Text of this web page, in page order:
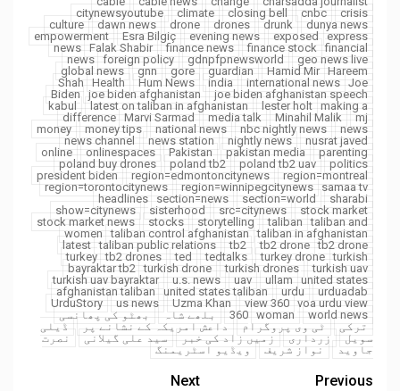
citynewsyoutube
climate closing bell cnbc
crisis
culture
dawn news drone drones drunk
dunya news
empowerment
Esra Bilgiç evening news exposed
express
news Falak Shabir finance news finance stock
financial
news foreign policy gdnpfpnewsworld
geo news live
global news
gnn gore guardian Hamid Mir Hareem
Shah
Health Hum News india international news Joe
Biden
joe biden afghanistan
joe biden afghanistan speech
kabul
latest on taliban in afghanistan lester holt making a
difference Marvi Sarmad media talk Minahil Malik
mj
money
money tips national news nbc nightly news
news
news channel
news station nightly news
nusrat javed
online
onlinespaces Pakistan pakistan media
parenting
poland buy drones
poland tb2 poland tb2 uav
politics
president biden
region=edmontoncitynews
region=montreal
region=torontocitynews
region=winnipegcitynews
samaa tv
headlines
section=news section=world
sharabi
show=citynews
sisterhood src=citynews
stock market
stock market news
stocks storytelling taliban
taliban and
women
taliban control afghanistan
taliban in afghanistan
latest taliban public relations tb2 tb2 drone tb2 drone
turkey tb2 drones ted tedtalks turkey drone turkish
bayraktar tb2
turkish drone turkish drones
turkish uav
turkish uav bayraktar
u.s. news uav ullam
united states
afghanistan taliban
united states taliban urdu
urduadab
UrduStory
us news Uzma Khan view 360 voa urdu view
360 woman world news بلھے شاہ
بھٹو کی پھانسی
ترکی
ٹی وی پروگرام داعش امریکہ کے نشانے پر
ڈیلی
سویل
زرداری زمیں زاد کی خبر سید علی گیلانی
نصرت
جاوید
نواز شریف ویڈیو اسٹریمنگ
Previous
Next